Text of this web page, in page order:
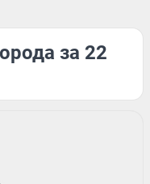
за 22